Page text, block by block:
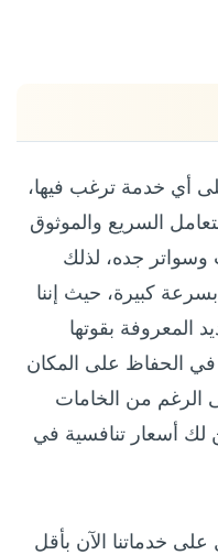
أي خدمة ترغب فيها،
السريع والموثوق
وسواتر جده، لذلك
كبيرة، حيث إننا
المعروفة بقوتها
في الحفاظ على المكان
الرغم من الخامات
لك أسعار تنافسية في
خدماتنا الآن بأقل